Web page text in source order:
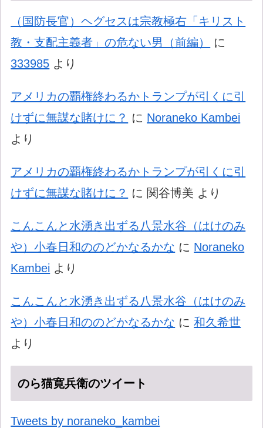
（国防長官）ヘグセスは宗教極右「キリスト
教・支配主義者」の危ない男（前編）
に
333985 より
アメリカの覇権終わるかトランプが引くに引
けずに無謀な賭けに？ に Noraneko Kambei
より
アメリカの覇権終わるかトランプが引くに引
けずに無謀な賭けに？ に 関谷博美 より
こんこんと水湧き出ずる八景水谷（はけのみ
や）小春日和ののどかなるかな に Noraneko
Kambei より
こんこんと水湧き出ずる八景水谷（はけのみ
や）小春日和ののどかなるかな に和久希世
より
のら猫寛兵衛のツイート
Tweets by noraneko_kambei